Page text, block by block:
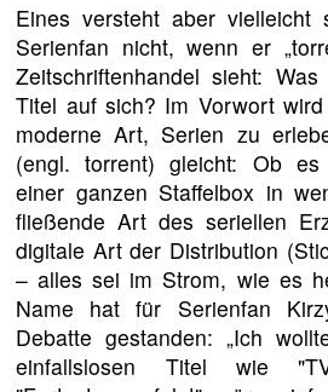
Eines versteht aber vielleicht
Serienfan nicht, wenn er
Zeitschriftenhandel sieht:
Titel auf sich? Im Vorwort
moderne Art, Serien zu
(engl. torrent) gleicht: Ob es
einer ganzen Staffelbox in
fließende Art des seriellen
digitale Art der Distribution
– alles sei im Strom, wie es
Name hat für Serienfan
Debatte gestanden: „Ich
einfallslosen Titel wie